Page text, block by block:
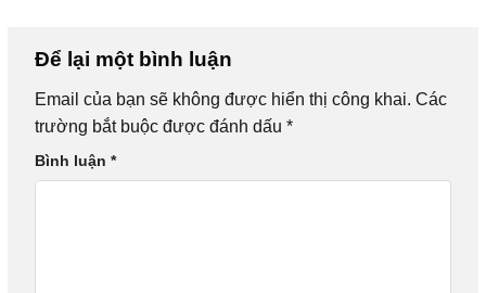
Để lại một bình luận
Email của bạn sẽ không được hiển thị công khai. Các
trường bắt buộc được đánh dấu *
Bình luận *